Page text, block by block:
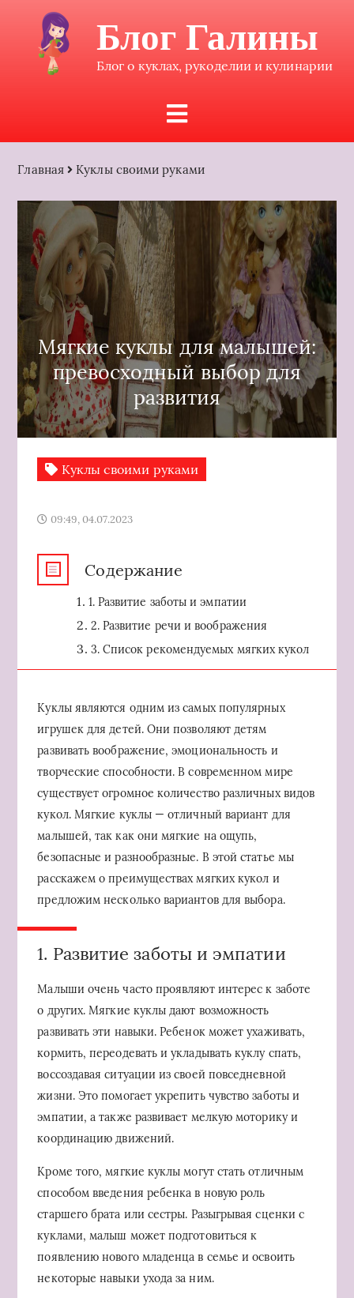
Блог Галины
Блог о куклах, рукоделии и кулинарии
Главная Куклы своими руками
Мягкие куклы для малышей:
превосходный выбор для
развития
Куклы своими руками
09:49, 04.07.2023
Содержание
1. Развитие заботы и эмпатии
2. Развитие речи и воображения
3. Список рекомендуемых мягких кукол
Куклы являются одним из самых популярных
игрушек для детей. Они позволяют детям
развивать воображение, эмоциональность и
творческие способности. В современном мире
существует огромное количество различных видов
кукол. Мягкие куклы — отличный вариант для
малышей, так как они мягкие на ощупь,
безопасные и разнообразные. В этой статье мы
расскажем о преимуществах мягких кукол и
предложим несколько вариантов для выбора.
1. Развитие заботы и эмпатии
Малыши очень часто проявляют интерес к заботе
о других. Мягкие куклы дают возможность
развивать эти навыки. Ребенок может ухаживать,
кормить, переодевать и укладывать куклу спать,
воссоздавая ситуации из своей повседневной
жизни. Это помогает укрепить чувство заботы и
эмпатии, а также развивает мелкую моторику и
координацию движений.
Кроме того, мягкие куклы могут стать отличным
способом введения ребенка в новую роль
старшего брата или сестры. Разыгрывая сценки с
куклами, малыш может подготовиться к
появлению нового младенца в семье и освоить
некоторые навыки ухода за ним.